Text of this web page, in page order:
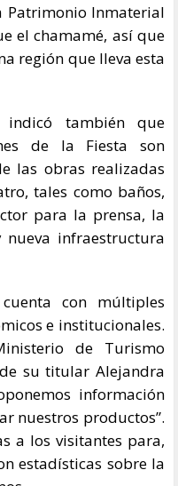
Patrimonio Inmaterial
el chamamé, así que
región que lleva esta
también que
de la Fiesta son
las obras realizadas
tales como baños,
para la prensa, la
infraestructura
con múltiples
e institucionales.
de Turismo
su titular Alejandra
información
nuestros productos”.
a los visitantes para,
estadísticas sobre la